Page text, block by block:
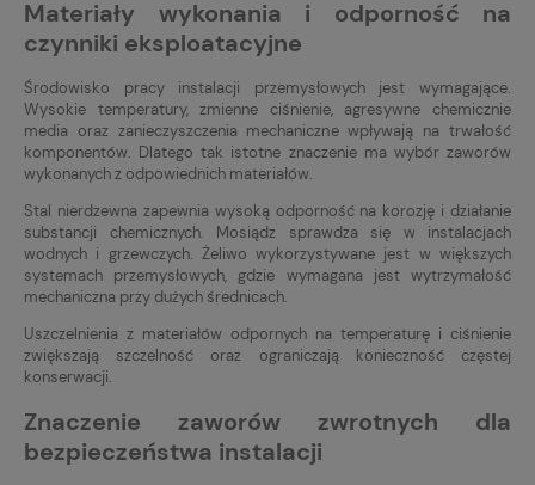
Materiały wykonania i odporność na
czynniki eksploatacyjne
Środowisko pracy instalacji przemysłowych jest wymagające.
Wysokie temperatury, zmienne ciśnienie, agresywne chemicznie
media oraz zanieczyszczenia mechaniczne wpływają na trwałość
komponentów. Dlatego tak istotne znaczenie ma wybór zaworów
wykonanych z odpowiednich materiałów.
Stal nierdzewna zapewnia wysoką odporność na korozję i działanie
substancji chemicznych. Mosiądz sprawdza się w instalacjach
wodnych i grzewczych. Żeliwo wykorzystywane jest w większych
systemach przemysłowych, gdzie wymagana jest wytrzymałość
mechaniczna przy dużych średnicach.
Uszczelnienia z materiałów odpornych na temperaturę i ciśnienie
zwiększają szczelność oraz ograniczają konieczność częstej
konserwacji.
Znaczenie zaworów zwrotnych dla
bezpieczeństwa instalacji